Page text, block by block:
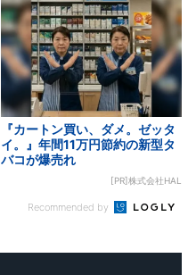
『カートン買い、ダメ。ゼッタ
イ。』年間11万円節約の新型タ
バコが爆売れ
[PR]株式会社HAL
Recommended by